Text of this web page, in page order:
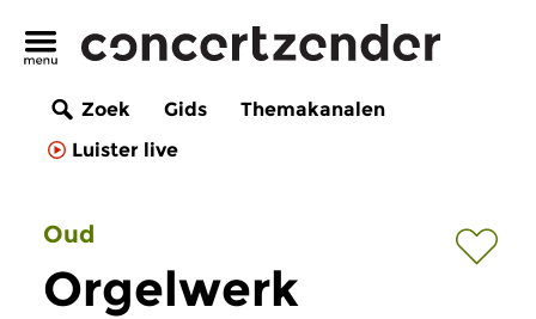
Zoek Gids
Themakanalen
Luister live
Oud
Orgelwerk